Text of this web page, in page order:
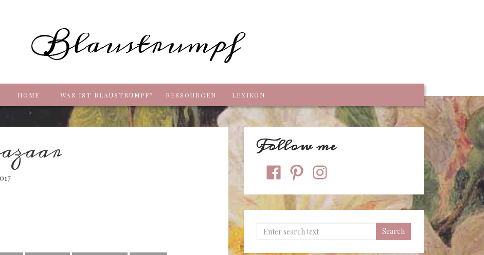
Blaustrumpf
HOME WAS IST BLAUSTRUMPF? RESSOURCEN LEXIKON
Follow me
facebookpinterestinstagram